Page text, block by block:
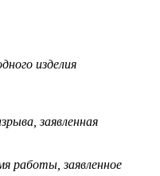
изделия
заявленная
работы, заявленное